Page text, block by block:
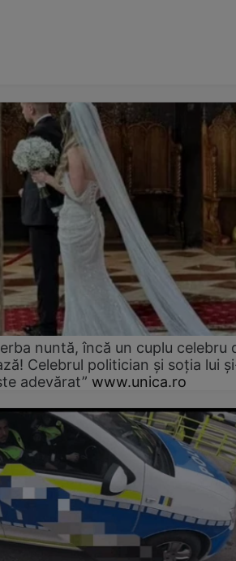
nuntă, încă un cuplu celebru
Celebrul politician și soția lui
adevărat” www.unica.ro